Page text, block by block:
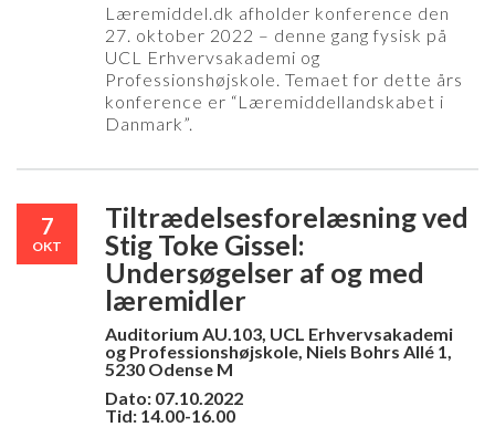
Læremiddel.dk afholder konference den
27. oktober 2022 – denne gang fysisk på
UCL Erhvervsakademi og
Professionshøjskole. Temaet for dette års
konference er “Læremiddellandskabet i
Danmark”.
7
OKT
Tiltrædelsesforelæsning ved
Stig Toke Gissel:
Undersøgelser af og med
læremidler
Auditorium AU.103, UCL Erhvervsakademi
og Professionshøjskole, Niels Bohrs Allé 1,
5230 Odense M
Dato: 07.10.2022
Tid: 14.00-16.00